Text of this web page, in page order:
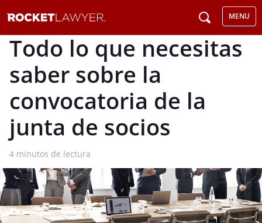
MENU
Todo lo que necesitas
saber sobre la
convocatoria de la
junta de socios
4 minutos de lectura